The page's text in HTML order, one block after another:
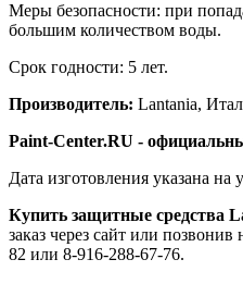
Меры безопасности: при
большим количеством воды.
Срок годности: 5 лет.
Производитель: Lantania,
Paint-Center.RU -
Дата изготовления указана на
Купить защитные средства
заказ через сайт или
82 или 8-916-288-67-76.